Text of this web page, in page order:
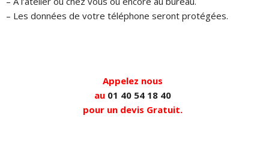
– Les données de votre téléphone seront protégées.
Appelez nous
au 01 40 54 18 40
pour un devis Gratuit.